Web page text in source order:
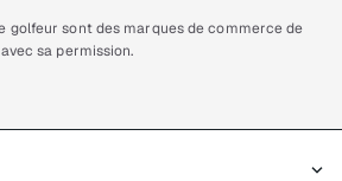
golfeur sont des marques de commerce de
sa permission.